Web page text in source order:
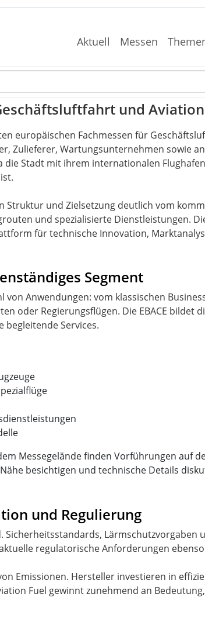
Aktuell Messen
und Aviation
europäischen Fachmessen für
Zulieferer, Wartungsunternehmen sowie
die Stadt mit ihrem internationalen
Struktur und Zielsetzung deutlich vom
und spezialisierte Dienstleistungen.
für technische Innovation,
Segment
von Anwendungen: vom klassischen
oder Regierungsflügen. Die EBACE bildet
begleitende Services.
Messegelände finden Vorführungen auf
besichtigen und technische Details
und Regulierung
Lärmschutzvorgaben
regulatorische Anforderungen
Emissionen. Hersteller investieren in
Fuel gewinnt zunehmend an